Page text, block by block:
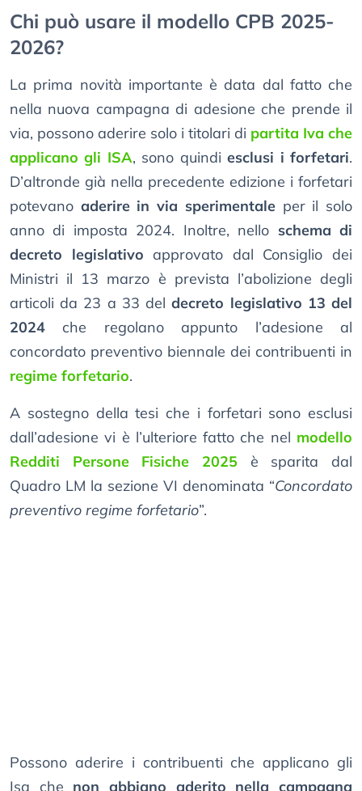
Chi può usare il modello CPB 2025-
2026?
La prima novità importante è data dal fatto che
nella nuova campagna di adesione che prende il
via, possono aderire solo i titolari di partita Iva che
applicano gli ISA, sono quindiesclusi i forfetari.
D’altronde già nella precedente edizione i forfetari
potevano aderire in via sperimentaleper il solo
anno di imposta 2024. Inoltre, nello schema di
decreto legislativo approvato dal Consiglio dei
Ministri il 13 marzo è prevista l’abolizione degli
articoli da 23 a 33 deldecreto legislativo 13 del
2024 che regolano appunto l’adesione al
concordato preventivo biennale dei contribuenti in
regime forfetario.
A sostegno della tesi che i forfetari sono esclusi
dall’adesione vi è l’ulteriore fatto che nel modello
Redditi Persone Fisiche 2025 è sparita dal
Quadro LM la sezione VI denominata “Concordato
preventivo regime forfetario”.
Possono aderire i contribuenti che applicano gli
Isa che non abbiano aderito nella campagna